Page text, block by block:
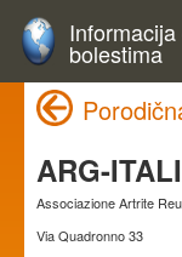
bolestima
ARG-
Associazione Artrite
Via Quadronno 33